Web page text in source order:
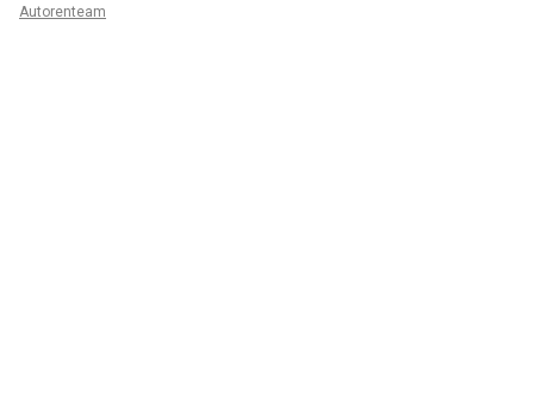
Autorenteam